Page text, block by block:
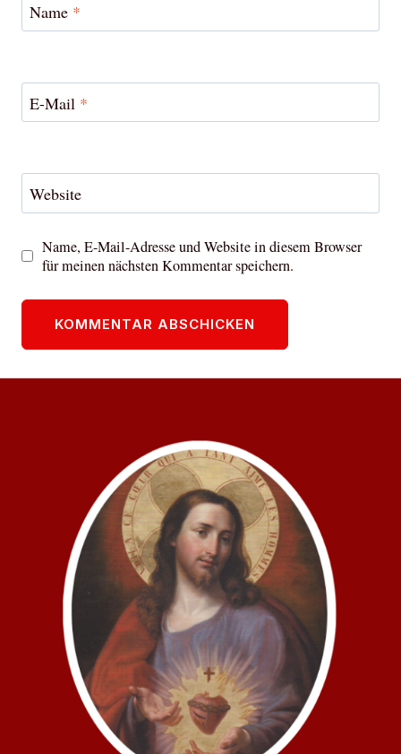
Name *
E-Mail *
Website
Name, E-Mail-Adresse und Website in diesem Browser
für meinen nächsten Kommentar speichern.